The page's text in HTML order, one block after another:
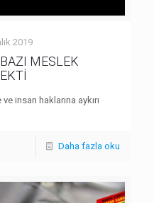
2019
MESLEK
insan haklarına aykırı
Daha fazla oku